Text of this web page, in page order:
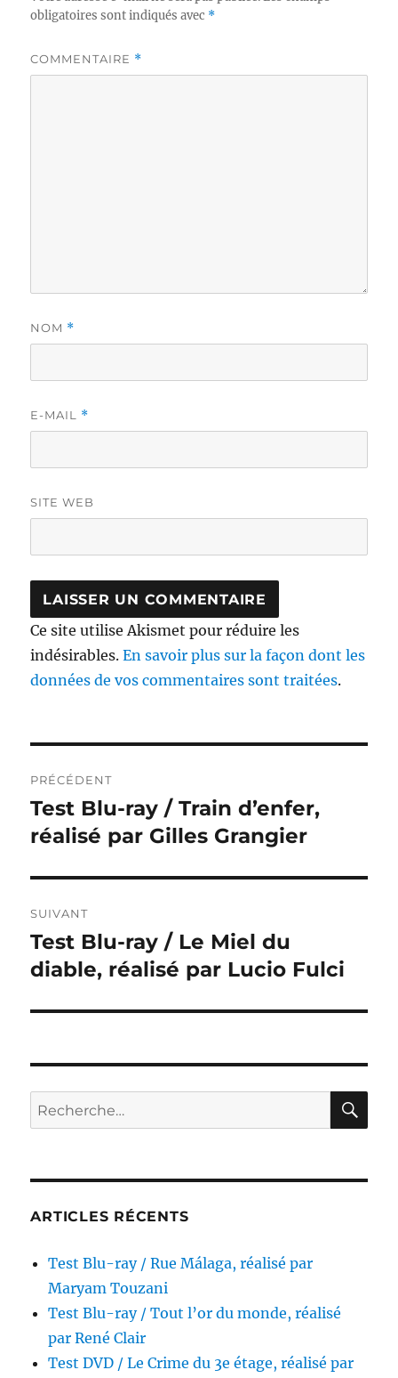
obligatoires sont indiqués avec *
COMMENTAIRE *
NOM *
E-MAIL *
SITE WEB
Ce site utilise Akismet pour réduire les
indésirables.En savoir plus sur la façon dont les
données de vos commentaires sont traitées.
de
l’article
PRÉCÉDENT
Publication
précédente :
Test Blu-ray / Train d’enfer,
réalisé par Gilles Grangier
SUIVANT
Publication
suivante :
Test Blu-ray / Le Miel du
diable, réalisé par Lucio Fulci
Recherche
pour :
ARTICLES RÉCENTS
Test Blu-ray / Rue Málaga, réalisé par
Maryam Touzani
Test Blu-ray / Tout l’or du monde, réalisé
par René Clair
Test DVD / Le Crime du 3e étage, réalisé par